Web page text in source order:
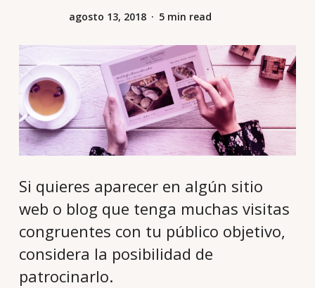
agosto 13, 2018 5 min read
Si quieres aparecer en algún sitio
web o blog que tenga muchas visitas
congruentes con tu público objetivo,
considera la posibilidad de
patrocinarlo.